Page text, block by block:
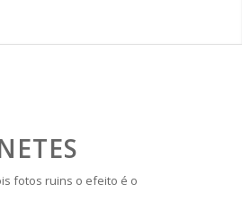
fotos ruins o efeito é o